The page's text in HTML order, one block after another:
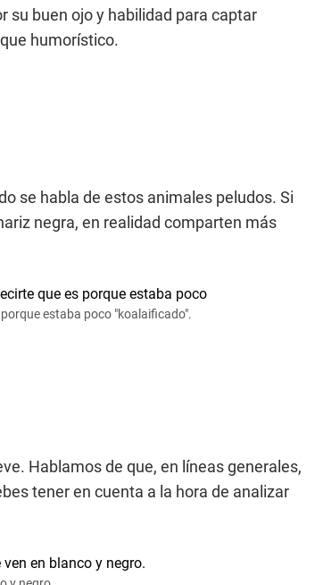
su buen ojo y habilidad para captar
humorístico.
se habla de estos animales peludos. Si
negra, en realidad comparten más
estaba poco "koalaificado".
Hablamos de que, en líneas generales,
tener en cuenta a la hora de analizar